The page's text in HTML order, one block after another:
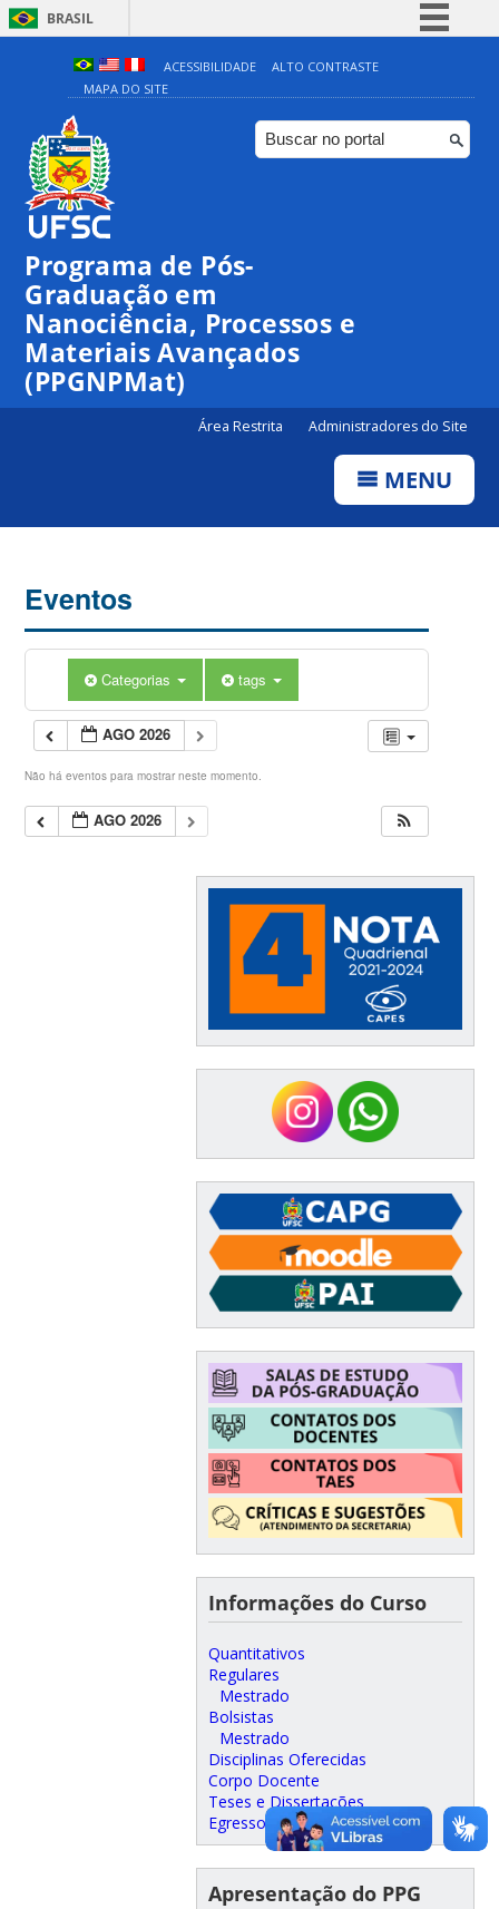
BRASIL
Simplifique!
Comunica BR
Participe
ACESSIBILIDADE
ALTO CONTRASTE
MAPA DO SITE
Programa de Pós-
Graduação em
Nanociência, Processos e
Materiais Avançados
(PPGNPMat)
Área Restrita Administradores do Site
MENU
Eventos
Categorias tags
AGO 2026
Não há eventos para mostrar neste momento.
AGO 2026
Informações do Curso
Quantitativos
Regulares
Mestrado
Bolsistas
Mestrado
Disciplinas Oferecidas
Corpo Docente
Teses e Dissertações
Egressos
Apresentação do PPG